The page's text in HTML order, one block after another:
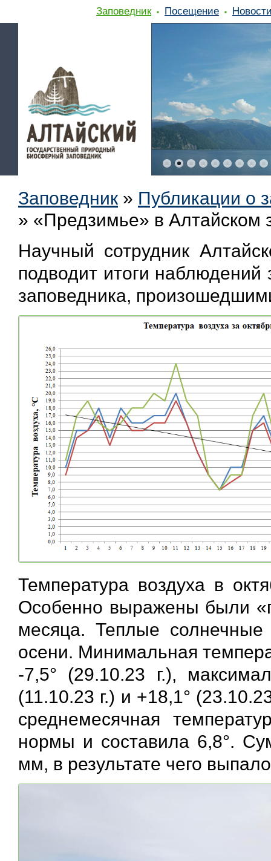
Заповедник Посещение
Заповедник » Публикации о
» «Предзимье» в Алтайском
Научный сотрудник
подводит итоги
заповедника,
Температура воздуха в
Особенно выражены были
месяца. Теплые
осени. Минимальная
-7,5° (29.10.23 г.),
(11.10.23 г.) и +18,1°
среднемесячная
нормы и составила 6,8°.
мм, в результате чего